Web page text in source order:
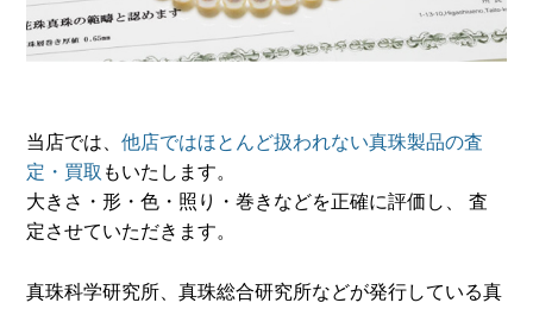
当店では、他店ではほとんど扱われない真珠製品の査
定・買取 もいたします。
大きさ・形・色・照り・巻きなどを正確に評価し、 査
定させていただきます。
真珠科学研究所、真珠総合研究所などが発行している真